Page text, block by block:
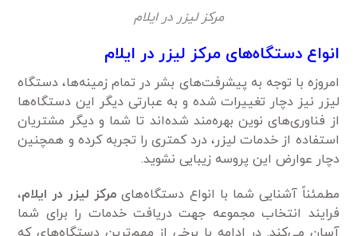
مرکز لیزر در ایلام
انواع دستگاه‌های مرکز لیزر در ایلام
امروزه با توجه به پیشرفت‌های بشر در تمام زمینه‌ها، دستگاه
لیزر نیز دچار تغییرات شده و به عبارتی دیگر این دستگاه‌ها
از فناوری‌های نوین بهره‌مند شده‌اند تا شما و دیگر مشتریان
استفاده از خدمات لیزر، درد کمتری را تجربه کرده و همچنین
دچار عوارض این پروسه زیبایی نشوید.
مطمئناً آشنایی شما با انواع دستگاه‌های مرکز لیزر در ایلام،
فرایند انتخاب مجموعه جهت دریافت خدمات را برای شما